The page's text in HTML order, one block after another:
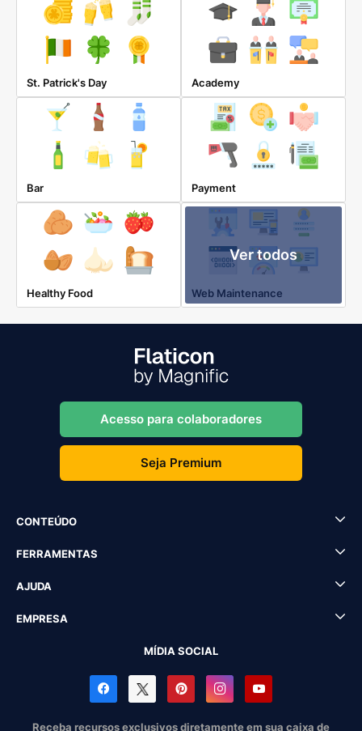
St. Patrick's Day Academy
Bar Payment
Healthy Food
Ver todos
Web Maintenance
Acesso para colaboradores
Seja Premium
CONTEÚDO
FERRAMENTAS
AJUDA
EMPRESA
MÍDIA SOCIAL
Receba recursos exclusivos diretamente em sua caixa de